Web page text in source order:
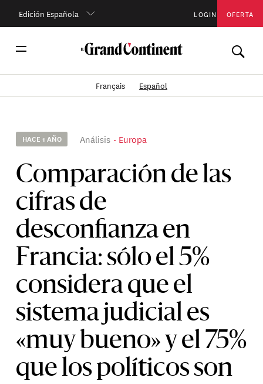
Edición Española LOGIN OFERTA
Français Español
HACE 1 AÑO Análisis Europa
Comparación de las
cifras de
desconfianza en
Francia: sólo el 5%
considera que el
sistema judicial es
«muy bueno» y el 75%
que los políticos son